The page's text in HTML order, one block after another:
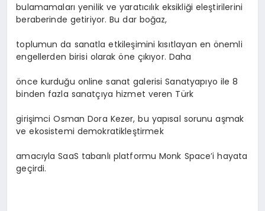
bulamamaları yenilik ve yaratıcılık eksikliği eleştirilerini
beraberinde getiriyor. Bu dar boğaz,
toplumun da sanatla etkileşimini kısıtlayan en önemli
engellerden birisi olarak öne çıkıyor. Daha
önce kurduğu online sanat galerisi Sanatyapıyo ile 8
binden fazla sanatçıya hizmet veren Türk
girişimci Osman Dora Kezer, bu yapısal sorunu aşmak
ve ekosistemi demokratikleştirmek
amacıyla SaaS tabanlı platformu Monk Space’i hayata
geçirdi.